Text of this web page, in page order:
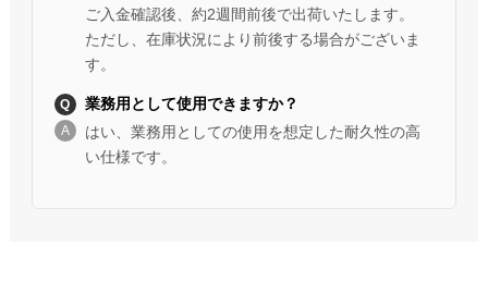
ご入金確認後、約2週間前後で出荷いたします。
ただし、在庫状況により前後する場合がございま
す。
業務用として使用できますか？
はい、業務用としての使用を想定した耐久性の高
い仕様です。